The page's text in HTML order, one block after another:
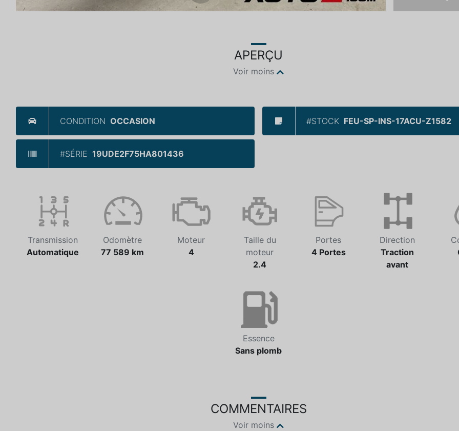
APERÇU
Voir moins
CONDITION OCCASION #STOCK FEU-SP-INS-17ACU-Z1582
#SÉRIE 19UDE2F75HA801436
Transmission
Automatique
Odomètre
77 589 km
Moteur
4
Taille du
moteur
2.4
Portes
4 Portes
Direction
Traction
avant
Essence
Sans plomb
COMMENTAIRES
Voir moins